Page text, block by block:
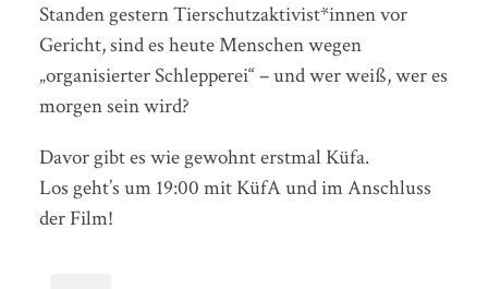
Standen gestern Tierschutzaktivist*innen vor
Gericht, sind es heute Menschen wegen
„organisierter Schlepperei“ – und wer weiß, wer es
morgen sein wird?
Davor gibt es wie gewohnt erstmal Küfa.
Los geht’s um 19:00 mit KüfA und im Anschluss
der Film!